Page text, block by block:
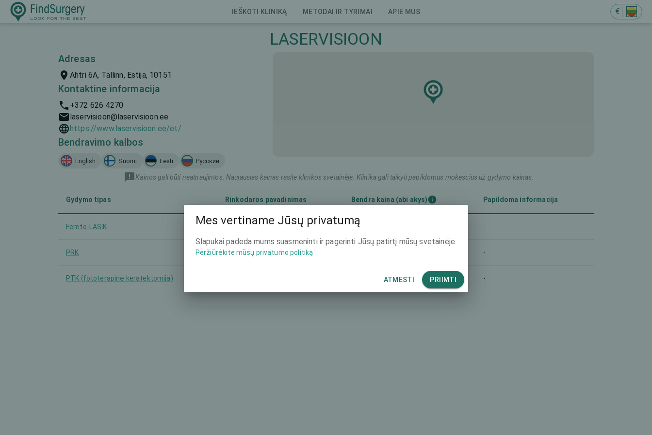
IEŠKOTI KLINIKĄ METODAI IR TYRIMAI APIE MUS €
LASERVISIOON
Adresas
Ahtri 6A, Tallinn, Estija, 10151
Kontaktine informacija
+372 626 4270
laservisioon@laservisioon.ee
https://www.laservisioon.ee/et/
Bendravimo kalbos
English Suomi Eesti Русский
Kainos gali būti neatnaujintos. Naujausias kainas rasite klinikos svetainėje. Klinika gali taikyti papildomus mokescius už gydymo kainas.
Gydymo tipas Rinkodaros pavadinimas Bendra kaina (abi akys) Papildoma informacija
Femto-LASIK 1900 € -
PRK - -
PTK (fototerapinė keratektomija) -
Mes vertiname Jūsų privatumą
Slapukai padeda mums suasmeninti ir pagerinti Jūsų patirtį mūsų svetainėje.
Peržiūrėkite mūsų privatumo politiką
ATMESTI PRIIMTI